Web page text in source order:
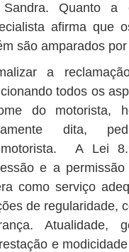
Sandra. Quanto a
afirma que
são amparados por
a
todos os
do motorista,
dita,
A Lei
e a
como serviço
de regularidade,
Atualidade,
e modicidade